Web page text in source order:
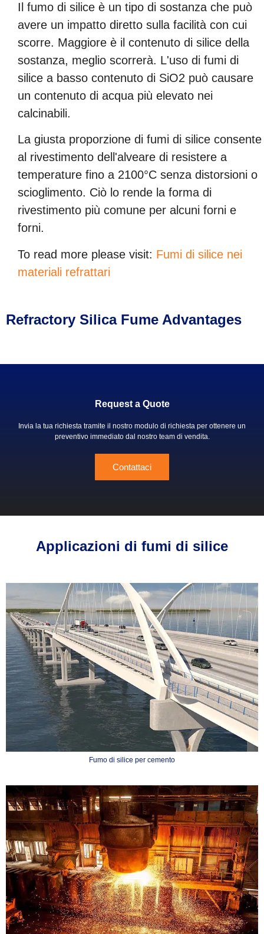
Il fumo di silice è un tipo di sostanza che può
avere un impatto diretto sulla facilità con cui
scorre. Maggiore è il contenuto di silice della
sostanza, meglio scorrerà. L'uso di fumi di
silice a basso contenuto di SiO2 può causare
un contenuto di acqua più elevato nei
calcinabili.
La giusta proporzione di fumi di silice consente
al rivestimento dell'alveare di resistere a
temperature fino a 2100°C senza distorsioni o
scioglimento. Ciò lo rende la forma di
rivestimento più comune per alcuni forni e
forni.
To read more please visit: Fumi di silice nei
materiali refrattari
Refractory Silica Fume Advantages
Request a Quote
Invia la tua richiesta tramite il nostro modulo di richiesta per ottenere un
preventivo immediato dal nostro team di vendita.
Contattaci
Applicazioni di fumi di silice
Fumo di silice per cemento